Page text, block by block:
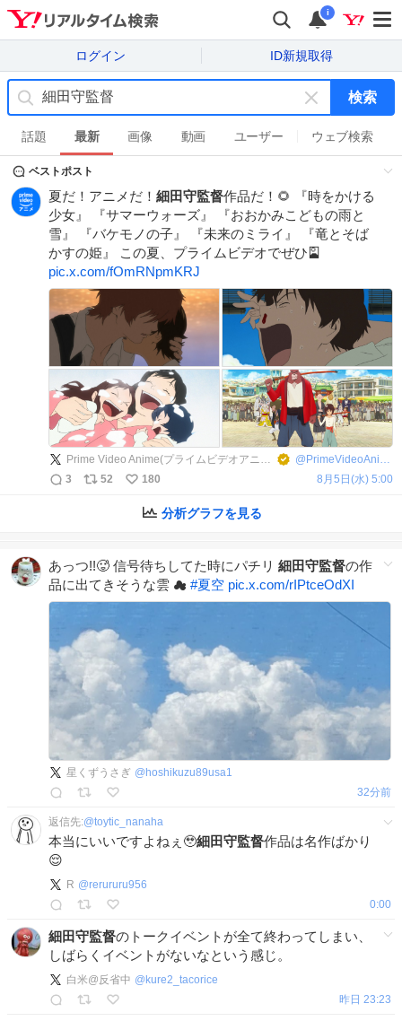
i
ログイン ID新規取得
キ
ー
ワ
ド
を
消
す
検索
話題 最新 画像 動画 ユーザー ウェブ検索
ベストポスト
夏だ！アニメだ！ 細田守監督作品だ！🌻 『時をかける
少女』 『サマーウォーズ』 『おおかみこどもの雨と
雪』 『バケモノの子』 『未来のミライ』 『竜とそば
かすの姫』 この夏、プライムビデオでぜひ🎴
pic.x.com/fOmRNpmKRJ
Prime Video Anime(プライムビデオアニメ) @ PrimeVideoAnime
3
52 180 8月5日(水) 5:00
分析グラフを見る
あっつ!!🥵 信号待ちしてた時にパチリ 細田守監督の作
品に出てきそうな雲 ☁ #夏空 pic.x.com/rIPtceOdXI
星くずうさぎ @ hoshikuzu89usa1
32分前
返信先:@toytic_nanaha
本当にいいですよねぇ🥹細田守監督作品は名作ばかり
😌
R @rerururu956
0:00
細田守監督のトークイベントが全て終わってしまい、
しばらくイベントがないなという感じ。
白米@反省中 @ kure2_tacorice
昨日 23:23